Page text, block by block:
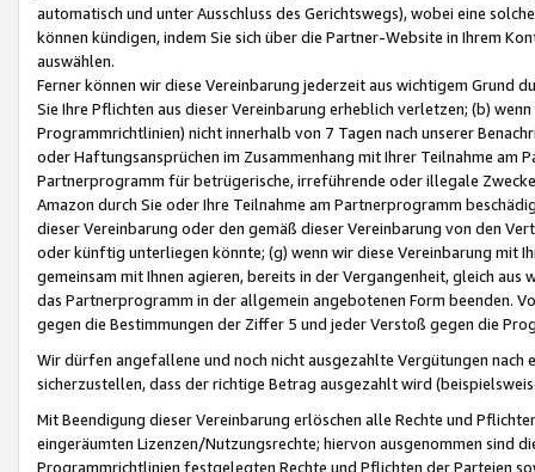
automatisch und unter Ausschluss des Gerichtswegs), wobei eine
können kündigen, indem Sie sich über die Partner-Website in Ihrem
auswählen.
Ferner können wir diese Vereinbarung jederzeit aus wichtigem Grund
Sie Ihre Pflichten aus dieser Vereinbarung erheblich verletzen; (b)
Programmrichtlinien) nicht innerhalb von 7 Tagen nach unserer
oder Haftungsansprüchen im Zusammenhang mit Ihrer Teilnahme am
Partnerprogramm für betrügerische, irreführende oder illegale
Amazon durch Sie oder Ihre Teilnahme am Partnerprogramm
dieser Vereinbarung oder den gemäß dieser Vereinbarung von den
oder künftig unterliegen könnte; (g) wenn wir diese Vereinbarung mit
gemeinsam mit Ihnen agieren, bereits in der Vergangenheit, gleich
das Partnerprogramm in der allgemein angebotenen Form beenden.
gegen die Bestimmungen der Ziffer 5 und jeder Verstoß gegen die
Wir dürfen angefallene und noch nicht ausgezahlte Vergütungen
sicherzustellen, dass der richtige Betrag ausgezahlt wird
Mit Beendigung dieser Vereinbarung erlöschen alle Rechte und
eingeräumten Lizenzen/Nutzungsrechte; hiervon ausgenommen sind
Programmrichtlinien festgelegten Rechte und Pflichten der Parteien